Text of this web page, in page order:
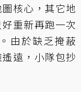
核心，其它地
重新再跑一次
由於缺乏掩蔽
遠，小隊包抄